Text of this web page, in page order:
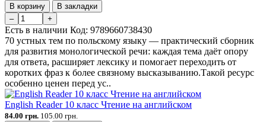
В корзину
В закладки
–
+
Есть в наличии Код: 9789660738430
70 устных тем по польскому языку — практический сборник
для развития монологической речи: каждая тема даёт опору
для ответа, расширяет лексику и помогает переходить от
коротких фраз к более связному высказыванию.Такой ресурс
особенно ценен перед ус..
English Reader 10 класс Чтение на английском
84.00 грн. 105.00 грн.